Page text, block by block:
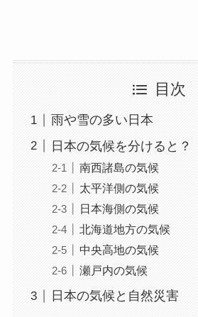
目次
雨や雪の多い日本
日本の気候を分けると？
南西諸島の気候
太平洋側の気候
日本海側の気候
北海道地方の気候
中央高地の気候
瀬戸内の気候
日本の気候と自然災害